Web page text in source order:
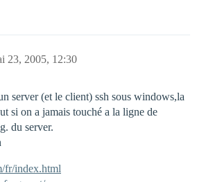
23, 2005, 12:30
server (et le client) ssh sous windows,la
si on a jamais touché a la ligne de
du server.
fr/index.html